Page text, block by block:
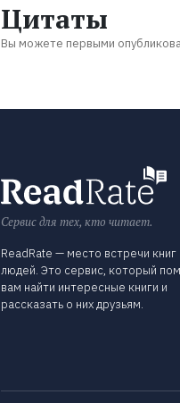
Цитаты
Вы можете первыми
Сервис для тех, кто читает.
ReadRate — место встречи книг
людей. Это сервис, который
вам найти интересные книги и
рассказать о них друзьям.